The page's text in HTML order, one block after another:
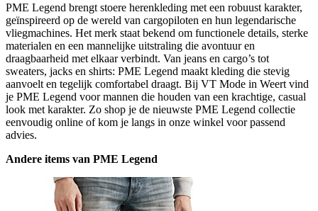
PME Legend brengt stoere herenkleding met een robuust karakter,
geïnspireerd op de wereld van cargopiloten en hun legendarische
vliegmachines. Het merk staat bekend om functionele details, sterke
materialen en een mannelijke uitstraling die avontuur en
draagbaarheid met elkaar verbindt. Van jeans en cargo’s tot
sweaters, jacks en shirts: PME Legend maakt kleding die stevig
aanvoelt en tegelijk comfortabel draagt. Bij VT Mode in Weert vind
je PME Legend voor mannen die houden van een krachtige, casual
look met karakter. Zo shop je de nieuwste PME Legend collectie
eenvoudig online of kom je langs in onze winkel voor passend
advies.
Andere items van PME Legend